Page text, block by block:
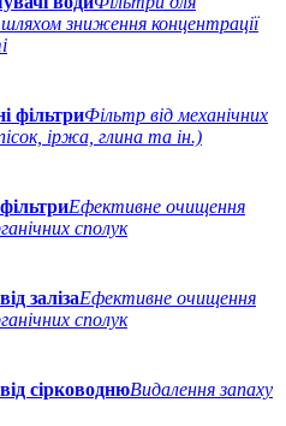
зниження концентрації
фільтриФільтр від механічних
іржа, глина та ін.)
Ефективне очищення
сполук
залізаЕфективне очищення
сполук
сірководнюВидалення запаху